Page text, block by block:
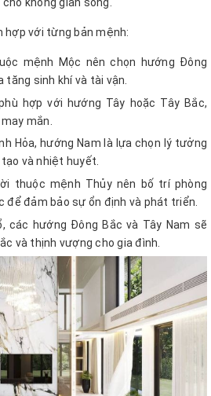
không gian sống.
hợp với từng bản mệnh:
mệnh Mộc nên chọn hướng Đông
tăng sinh khí và tài vận.
hợp với hướng Tây hoặc Tây Bắc,
mắn.
Hỏa, hướng Nam là lựa chọn lý tưởng
và nhiệt huyết.
thuộc mệnh Thủy nên bố trí phòng
để đảm bảo sự ổn định và phát triển.
các hướng Đông Bắc và Tây Nam sẽ
và thịnh vượng cho gia đình.